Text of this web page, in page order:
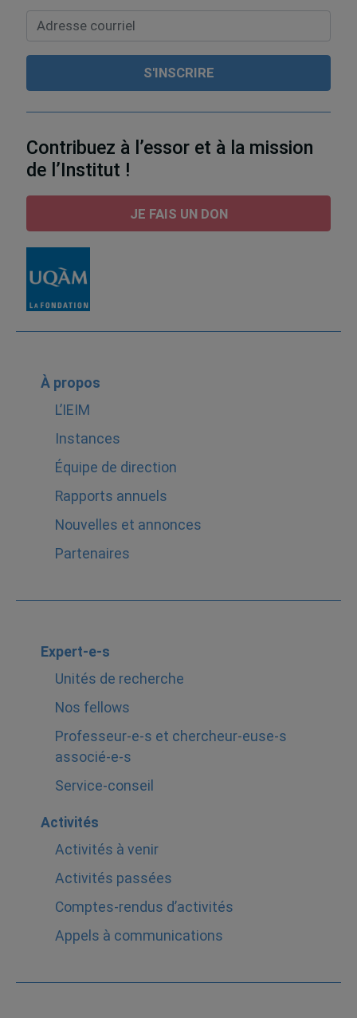
Contribuez à l’essor et à la mission
de l’Institut !
JE FAIS UN DON
À propos
L’IEIM
Instances
Équipe de direction
Rapports annuels
Nouvelles et annonces
Partenaires
Expert-e-s
Unités de recherche
Nos fellows
Professeur-e-s et chercheur-euse-s
associé-e-s
Service-conseil
Activités
Activités à venir
Activités passées
Comptes-rendus d’activités
Appels à communications